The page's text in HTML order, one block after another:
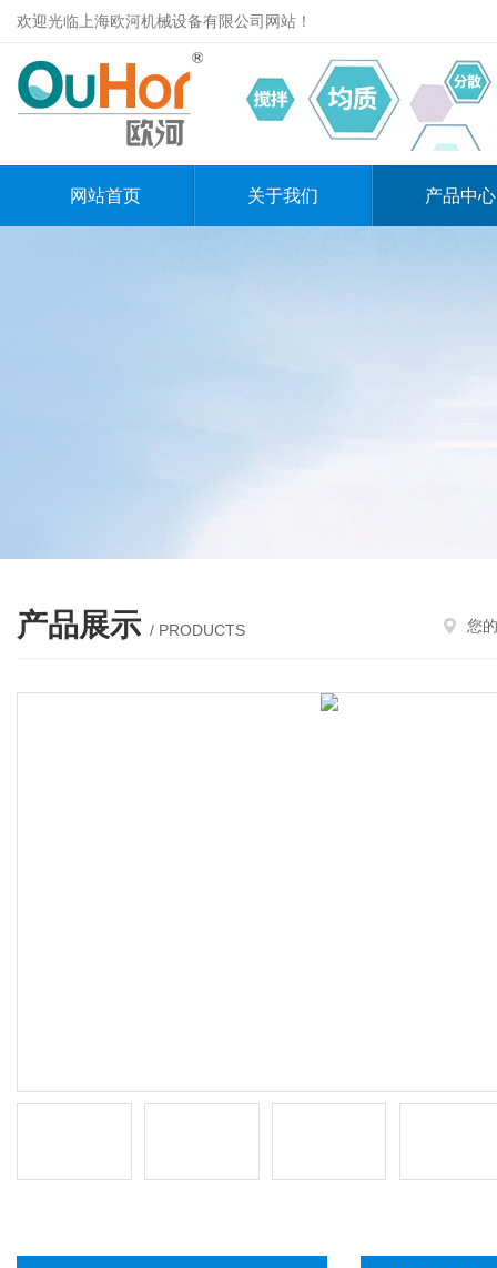
欢迎光临上海欧河机械设备有限公司网站！
网站首页 关于我们 产品中心
产品展示 / PRODUCTS 您